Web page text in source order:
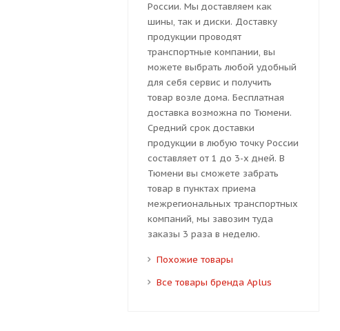
России. Мы доставляем как
шины, так и диски. Доставку
продукции проводят
транспортные компании, вы
можете выбрать любой удобный
для себя сервис и получить
товар возле дома. Бесплатная
доставка возможна по Тюмени.
Средний срок доставки
продукции в любую точку России
составляет от 1 до 3-х дней. В
Тюмени вы сможете забрать
товар в пунктах приема
межрегиональных транспортных
компаний, мы завозим туда
заказы 3 раза в неделю.
Похожие товары
Все товары бренда Aplus